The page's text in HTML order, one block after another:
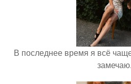
В последнее время я всё
замечаю.